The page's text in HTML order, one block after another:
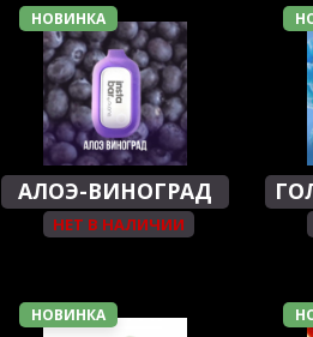
НОВИНКА
АЛОЭ-ВИНОГРАД
НЕТ В НАЛИЧИИ
НОВИНКА